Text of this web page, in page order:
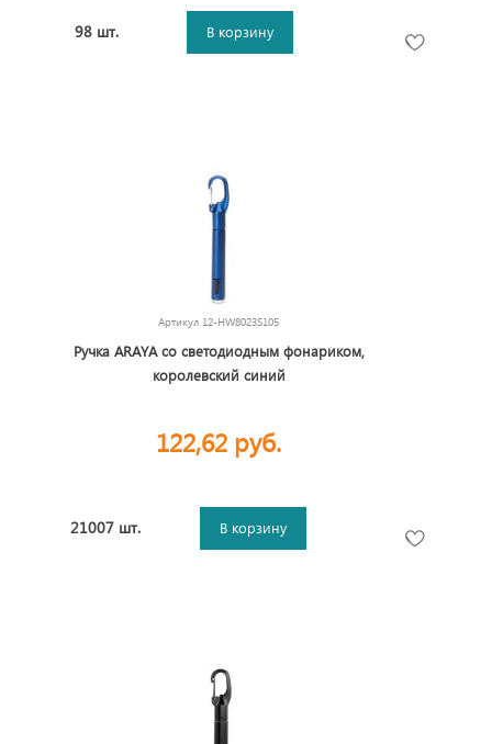
98 шт. В корзину
Артикул 12-HW8023S105
Ручка ARAYA со светодиодным фонариком,
королевский синий
122,62 руб.
21007 шт. В корзину